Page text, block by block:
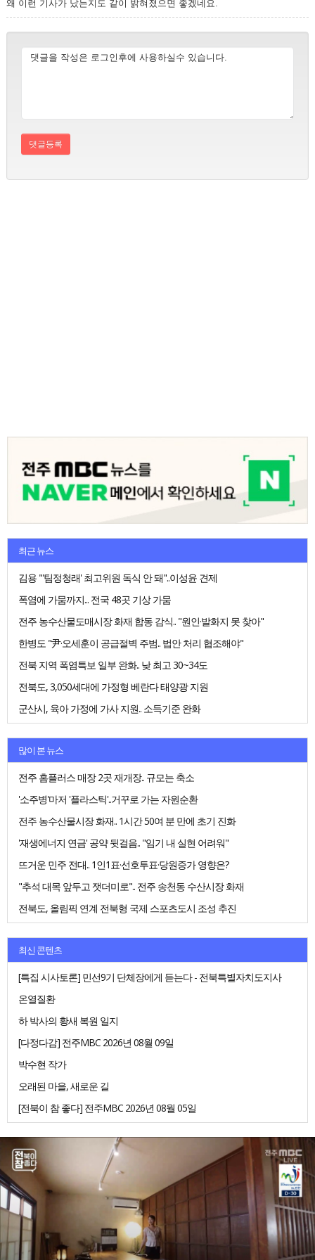
최근 뉴스
김용 "'팀정청래' 최고위원 독식 안 돼"..이성윤 견제
폭염에 가뭄까지... 전국 48곳 기상 가뭄
전주 농수산물도매시장 화재 합동 감식.. "원인·발화지 못 찾아"
한병도 "尹·오세훈이 공급절벽 주범.. 법안 처리 협조해야"
전북 지역 폭염특보 일부 완화.. 낮 최고 30~34도
전북도, 3,050세대에 가정형 베란다 태양광 지원
군산시, 육아 가정에 가사 지원.. 소득기준 완화
많이 본 뉴스
전주 홈플러스 매장 2곳 재개장.. 규모는 축소
'소주병'마저 '플라스틱'..거꾸로 가는 자원순환
전주 농수산물시장 화재.. 1시간 50여 분 만에 초기 진화
'재생에너지 연금' 공약 뒷걸음.. "임기 내 실현 어려워"
뜨거운 민주 전대.. 1인1표·선호투표·당원증가 영향은?
"추석 대목 앞두고 잿더미로".. 전주 송천동 수산시장 화재
전북도, 올림픽 연계 전북형 국제 스포츠도시 조성 추진
최신 콘텐츠
[특집 시사토론] 민선9기 단체장에게 듣는다 - 전북특별자치도지사
온열질환
하 박사의 황새 복원 일지
[다정다감] 전주MBC 2026년 08월 09일
박수현 작가
오래된 마을, 새로운 길
[전북이 참 좋다] 전주MBC 2026년 08월 05일